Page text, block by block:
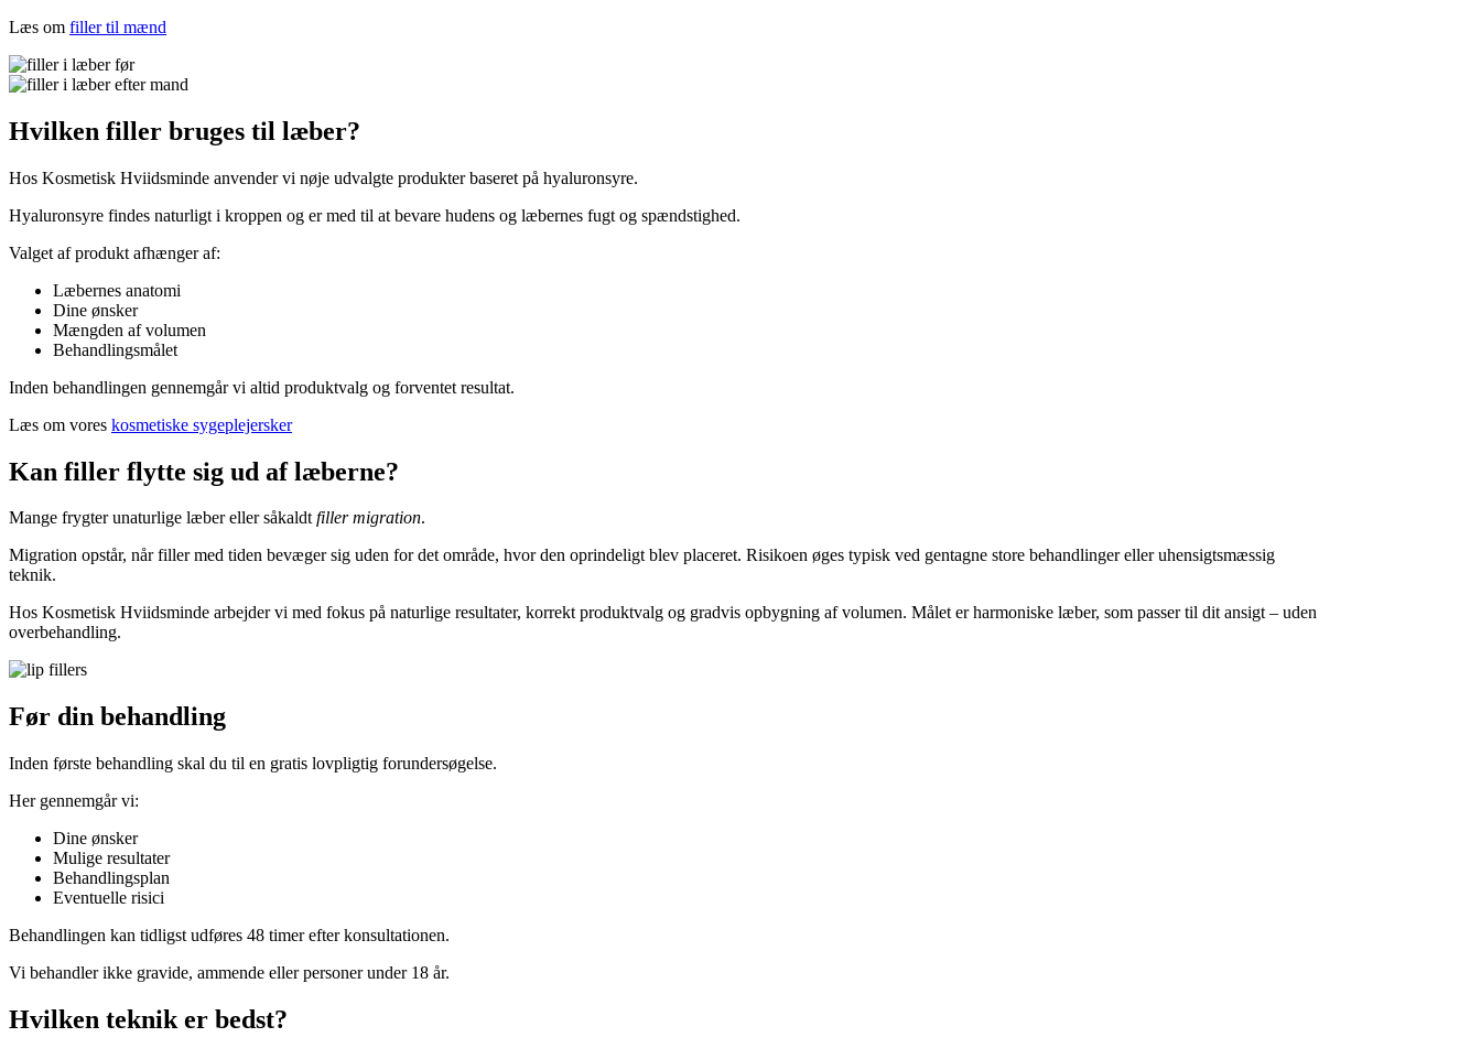
Læs om filler til mænd
Hvilken filler bruges til læber?
Hos Kosmetisk Hviidsminde anvender vi nøje udvalgte produkter baseret på hyaluronsyre.
Hyaluronsyre findes naturligt i kroppen og er med til at bevare hudens og læbernes fugt og spændstighed.
Valget af produkt afhænger af:
Læbernes anatomi
Dine ønsker
Mængden af volumen
Behandlingsmålet
Inden behandlingen gennemgår vi altid produktvalg og forventet resultat.
Læs om vores kosmetiske sygeplejersker
Kan filler flytte sig ud af læberne?
Mange frygter unaturlige læber eller såkaldtfiller migration.
Migration opstår, når filler med tiden bevæger sig uden for det område, hvor den oprindeligt blev placeret. Risikoen øges typisk ved gentagne store behandlinger eller uhensigtsmæssig
teknik.
Hos Kosmetisk Hviidsminde arbejder vi med fokus på naturlige resultater, korrekt produktvalg og gradvis opbygning af volumen. Målet er harmoniske læber, som passer til dit ansigt – uden
overbehandling.
Før din behandling
Inden første behandling skal du til en gratis lovpligtig forundersøgelse.
Her gennemgår vi:
Dine ønsker
Mulige resultater
Behandlingsplan
Eventuelle risici
Behandlingen kan tidligst udføres 48 timer efter konsultationen.
Vi behandler ikke gravide, ammende eller personer under 18 år.
Hvilken teknik er bedst?